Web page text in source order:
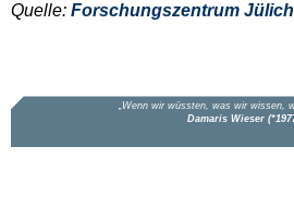
Quelle: Forschungszentrum Jülich